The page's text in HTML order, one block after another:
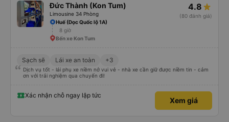
Đức Thành (Kon Tum)
Limousine 34 Phòng
4.8
(80 đánh giá)
Huế (Dọc Quốc lộ 1A)
8 giờ
Bến xe Kon Tum
Sạch sẽ Lái xe an toàn +3
Dịch vụ tốt - lái phụ xe niềm nở vui vẻ - nhà xe cần giữ được niềm tin - cảm
ơn với trải nghiệm qua chuyến đi!
Xác nhận chỗ ngay lập tức
Xem giá